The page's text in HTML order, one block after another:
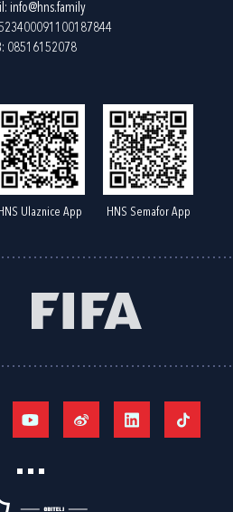
info@hns.family
08516152078
HNS Ulaznice App HNS Semafor App